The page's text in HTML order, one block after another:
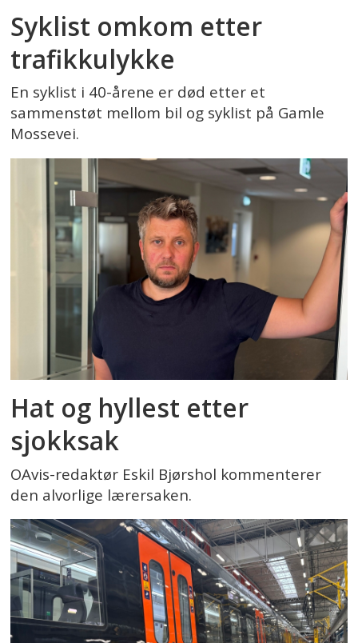
Syklist omkom etter
trafikkulykke
En syklist i 40-årene er død etter et
sammenstøt mellom bil og syklist på Gamle
Mossevei.
Hat og hyllest etter
sjokksak
OAvis-redaktør Eskil Bjørshol kommenterer
den alvorlige lærersaken.